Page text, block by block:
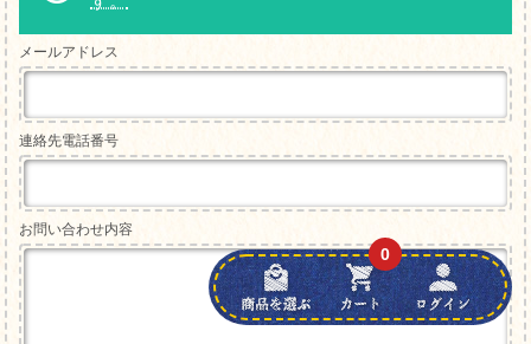
メールアドレス
連絡先電話番号
お問い合わせ内容
0